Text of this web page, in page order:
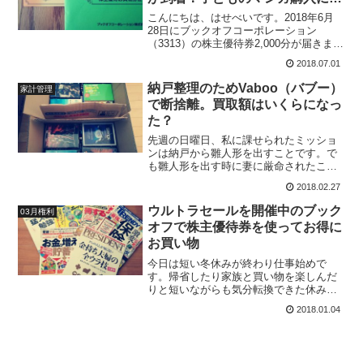
います！
こんにちは、はせべいです。2018年6月
28日にブックオフコーポレーション
（3313）の株主優待券2,000分が届きまし
た。古本であれば2,000円分でも結構な量
の本が買えますね。有効期限は、2019年6
月30日までです。子どもがマンガをブ...
2018.07.01
家計管理
納戸整理のためVaboo（バブー）
で断捨離。買取額はいくらになっ
た？
先週の日曜日、私に課せられたミッショ
ンは納戸から雛人形を出すことです。で
も雛人形を出す時に妻に厳命されたこと
（怒）」と・・・。子どもが生まれる前
の私の趣味が映画DVD収集とマンガ収集
です。DVDの方は200タイ...
2018.02.27
03月権利
ウルトラセールを開催中のブック
オフで株主優待券を使ってお得に
お買い物
今日は短い冬休みが終わり仕事始めで
す。帰省したり家族と買い物を楽しんだ
りと短いながらも気分転換できた休みで
ルが開催されているので買い物ついでに
2018.01.04